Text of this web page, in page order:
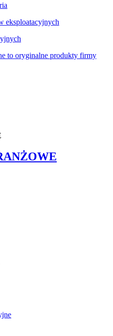
eksploatacyjnych
to oryginalne produkty firmy